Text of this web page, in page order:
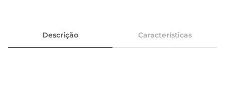
Descrição Características